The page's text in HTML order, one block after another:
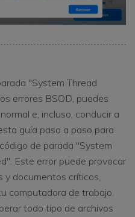
"System Thread
errores BSOD, puedes
e, incluso, conducir a
guía paso a paso para
de parada "System
Este error puede provocar
y documentos críticos,
computadora de trabajo.
todo tipo de archivos